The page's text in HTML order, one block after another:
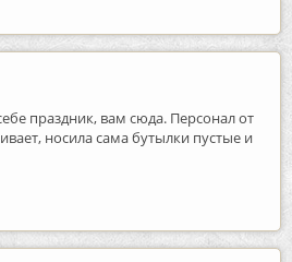
праздник, вам сюда. Персонал от
носила сама бутылки пустые и